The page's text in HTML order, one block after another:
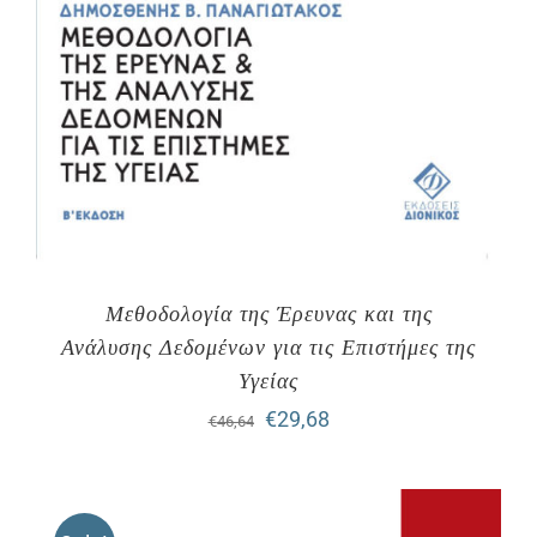
Μεθοδολογία της Έρευνας και της
Ανάλυσης Δεδομένων για τις Επιστήμες της
Υγείας
€46,64
Original
€29,68Η